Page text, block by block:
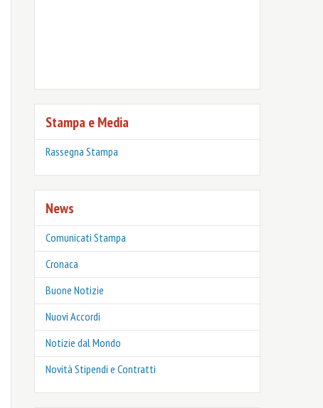
Stampa e Media
Rassegna Stampa
News
Comunicati Stampa
Cronaca
Buone Notizie
Nuovi Accordi
Notizie dal Mondo
Novità Stipendi e Contratti